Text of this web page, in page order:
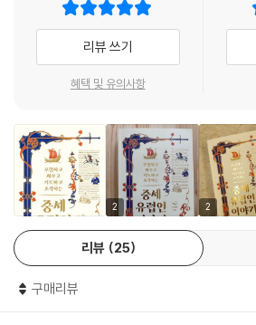
’바티칸 피에타‘를 둘러싼 논란
34 프라 마우로 지도, 아시아 항해를 예고하다
혼일강리역대국도지도
현대가 소환한 중세인,
오늘의 문제를 환기시키는 중세의 사건들
기도 하다. 이 책에서도 현대가 다시 불러낸 중
중세 독일의 역사는 매우 복잡한데, 19세기 독
지 수백 개의 크고 작은 정치 단위가 난립했다.
럽을 하나의 단위로 통합하려는 이상이 그 사이
명목상 유럽 최고의 권위를 누리는 신성로마제
연 인물이 ‘새사냥꾼왕’ 하인리히다. 20세기 중
전사이며 독일제국을 건설한 선조인 이 위대
리뷰 쓰기
혜택 및 유의사항
2 2
리뷰 25
구매리뷰